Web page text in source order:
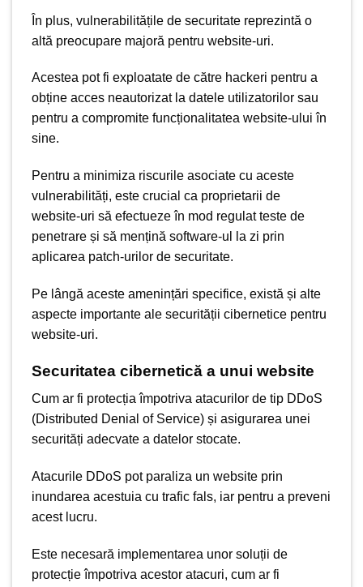
În plus, vulnerabilitățile de securitate reprezintă o
altă preocupare majoră pentru website-uri.
Acestea pot fi exploatate de către hackeri pentru a
obține acces neautorizat la datele utilizatorilor sau
pentru a compromite funcționalitatea website-ului în
sine.
Pentru a minimiza riscurile asociate cu aceste
vulnerabilități, este crucial ca proprietarii de
website-uri să efectueze în mod regulat teste de
penetrare și să mențină software-ul la zi prin
aplicarea patch-urilor de securitate.
Pe lângă aceste amenințări specifice, există și alte
aspecte importante ale securității cibernetice pentru
website-uri.
Securitatea cibernetică a unui website
Cum ar fi protecția împotriva atacurilor de tip DDoS
(Distributed Denial of Service) și asigurarea unei
securități adecvate a datelor stocate.
Atacurile DDoS pot paraliza un website prin
inundarea acestuia cu trafic fals, iar pentru a preveni
acest lucru.
Este necesară implementarea unor soluții de
protecție împotriva acestor atacuri, cum ar fi